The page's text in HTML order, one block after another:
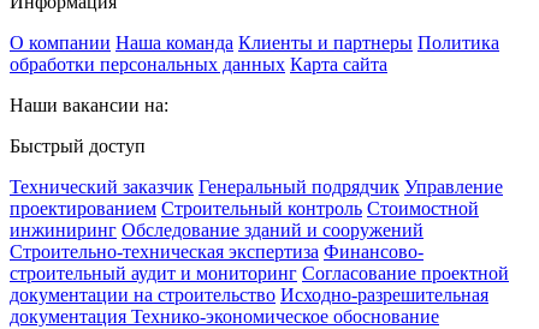
О компании Наша команда Клиенты и партнеры Политика
обработки персональных данных Карта сайта
Наши вакансии на:
Быстрый доступ
Технический заказчик Генеральный подрядчик Управление
проектированием Строительный контроль Стоимостной
инжиниринг Обследование зданий и сооружений
Строительно-техническая экспертиза Финансово-
строительный аудит и мониторинг Согласование проектной
документации на строительство Исходно-разрешительная
документация Технико-экономическое обоснование